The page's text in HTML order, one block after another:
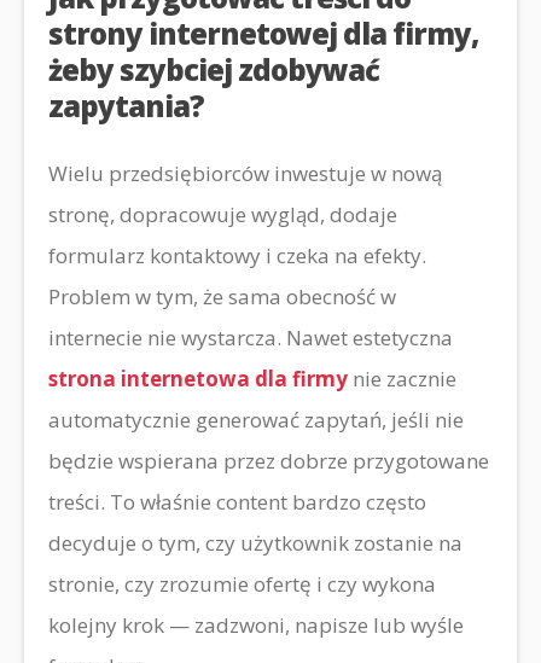
strony internetowej dla firmy,
żeby szybciej zdobywać
zapytania?
Wielu przedsiębiorców inwestuje w nową
stronę, dopracowuje wygląd, dodaje
formularz kontaktowy i czeka na efekty.
Problem w tym, że sama obecność w
internecie nie wystarcza. Nawet estetyczna
strona internetowa dla firmy nie zacznie
automatycznie generować zapytań, jeśli nie
będzie wspierana przez dobrze przygotowane
treści. To właśnie content bardzo często
decyduje o tym, czy użytkownik zostanie na
stronie, czy zrozumie ofertę i czy wykona
kolejny krok — zadzwoni, napisze lub wyśle